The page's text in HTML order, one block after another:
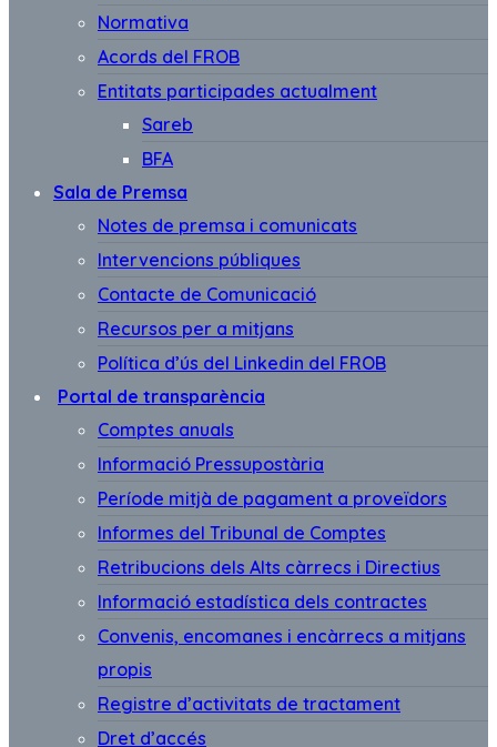
Normativa
Acords del FROB
Entitats participades actualment
Sareb
BFA
Sala de Premsa
Notes de premsa i comunicats
Intervencions públiques
Contacte de Comunicació
Recursos per a mitjans
Política d’ús del Linkedin del FROB
Portal de transparència
Comptes anuals
Informació Pressupostària
Període mitjà de pagament a proveïdors
Informes del Tribunal de Comptes
Retribucions dels Alts càrrecs i Directius
Informació estadística dels contractes
Convenis, encomanes i encàrrecs a mitjans
propis
Registre d’activitats de tractament
Dret d’accés